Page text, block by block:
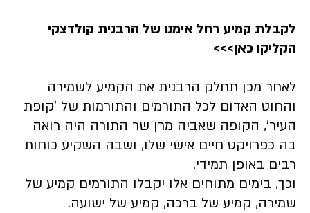
לקבלת קמיע רחל אימנו של הרבנית קולדצקי
הקליקו כאן>>>
לאחר מכן תחלק הרבנית את הקמיע לשמירה
והחוט האדום לכל התורמים והתורמות של 'קופת
העיר', הקופה שאביה מרן שר התורה היה רואה
בה כפרויקט חיים אישי שלו, ושבה השקיע כוחות
רבים באופן תמידי.
וכך, בימים מתוחים אלו יקבלו התורמים קמיע של
שמירה, קמיע של ברכה, קמיע של ישועה.